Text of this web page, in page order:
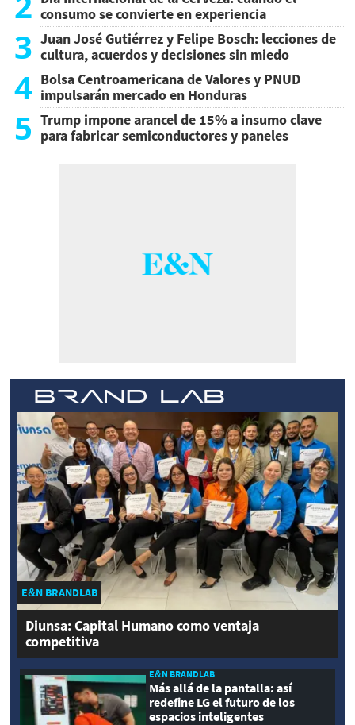
consumo se convierte en experiencia
3 Juan José Gutiérrez y Felipe Bosch: lecciones de
cultura, acuerdos y decisiones sin miedo
4 Bolsa Centroamericana de Valores y PNUD
impulsarán mercado en Honduras
5 Trump impone arancel de 15% a insumo clave
para fabricar semiconductores y paneles
E&N BRANDLAB
Diunsa: Capital Humano como ventaja
competitiva
E&N BRANDLAB
Más allá de la pantalla: así
redefine LG el futuro de los
espacios inteligentes